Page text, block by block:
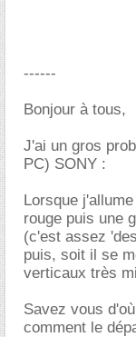
------
Bonjour à tous,
J'ai un gros
PC) SONY :
Lorsque
rouge puis une
(c'est assez
puis, soit il se
verticaux très
Savez vous
comment le